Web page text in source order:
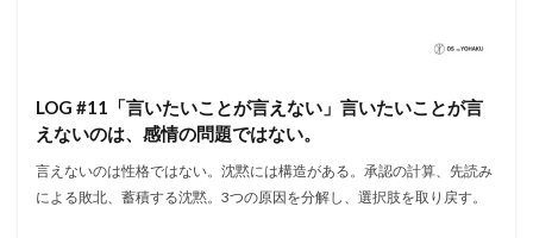
LOG #11「言いたいことが言えない」言いたいことが言
えないのは、感情の問題ではない。
言えないのは性格ではない。沈黙には構造がある。承認の計算、先読み
による敗北、蓄積する沈黙。3つの原因を分解し、選択肢を取り戻す。